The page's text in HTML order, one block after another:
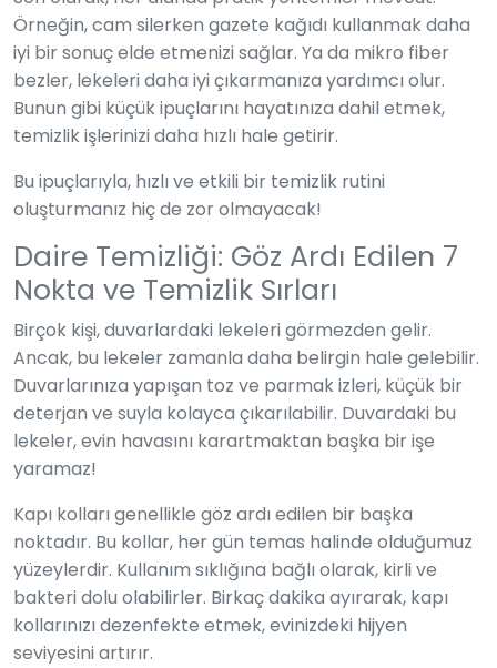
Örneğin, cam silerken gazete kağıdı kullanmak daha
iyi bir sonuç elde etmenizi sağlar. Ya da mikro fiber
bezler, lekeleri daha iyi çıkarmanıza yardımcı olur.
Bunun gibi küçük ipuçlarını hayatınıza dahil etmek,
temizlik işlerinizi daha hızlı hale getirir.
Bu ipuçlarıyla, hızlı ve etkili bir temizlik rutini
oluşturmanız hiç de zor olmayacak!
Daire Temizliği: Göz Ardı Edilen 7
Nokta ve Temizlik Sırları
Birçok kişi, duvarlardaki lekeleri görmezden gelir.
Ancak, bu lekeler zamanla daha belirgin hale gelebilir.
Duvarlarınıza yapışan toz ve parmak izleri, küçük bir
deterjan ve suyla kolayca çıkarılabilir. Duvardaki bu
lekeler, evin havasını karartmaktan başka bir işe
yaramaz!
Kapı kolları genellikle göz ardı edilen bir başka
noktadır. Bu kollar, her gün temas halinde olduğumuz
yüzeylerdir. Kullanım sıklığına bağlı olarak, kirli ve
bakteri dolu olabilirler. Birkaç dakika ayırarak, kapı
kollarınızı dezenfekte etmek, evinizdeki hijyen
seviyesini artırır.